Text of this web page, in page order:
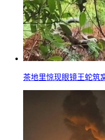
茶地里惊现眼镜王蛇筑